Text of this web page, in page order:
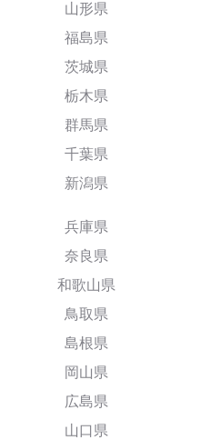
山形県
福島県
茨城県
栃木県
群馬県
千葉県
新潟県
兵庫県
奈良県
和歌山県
鳥取県
島根県
岡山県
広島県
山口県